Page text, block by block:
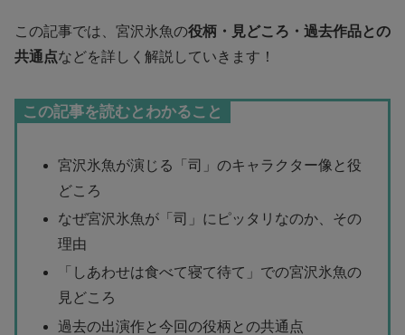
この記事では、宮沢氷魚の役柄・見どころ・過去作品との
共通点などを詳しく解説していきます！
この記事を読むとわかること
宮沢氷魚が演じる「司」のキャラクター像と役
どころ
なぜ宮沢氷魚が「司」にピッタリなのか、その
理由
「しあわせは食べて寝て待て」での宮沢氷魚の
見どころ
過去の出演作と今回の役柄との共通点